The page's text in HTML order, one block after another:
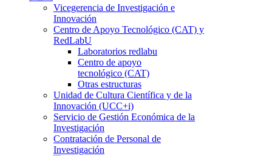
Vicegerencia de Investigación e
Innovación
Centro de Apoyo Tecnológico (CAT) y
RedLabU
Laboratorios redlabu
Centro de apoyo
tecnológico (CAT)
Otras estructuras
Unidad de Cultura Científica y de la
Innovación (UCC+i)
Servicio de Gestión Económica de la
Investigación
Contratación de Personal de
Investigación